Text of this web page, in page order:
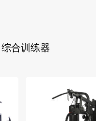
综合训练器